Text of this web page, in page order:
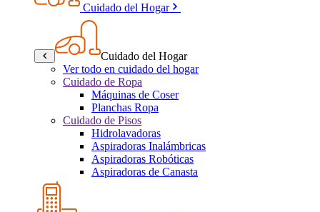
Cuidado del Hogar
Cuidado del Hogar
Ver todo en cuidado del hogar
Cuidado de Ropa
Máquinas de Coser
Planchas Ropa
Cuidado de Pisos
Hidrolavadoras
Aspiradoras Inalámbricas
Aspiradoras Robóticas
Aspiradoras de Canasta